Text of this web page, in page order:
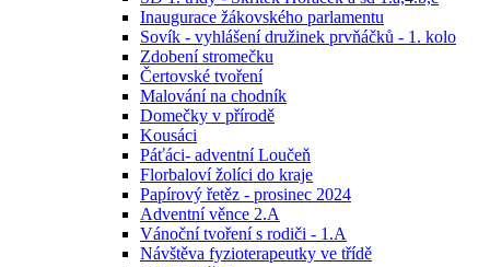
Inaugurace žákovského parlamentu
Sovík - vyhlášení družinek prvňáčků - 1. kolo
Zdobení stromečku
Čertovské tvoření
Malování na chodník
Domečky v přírodě
Kousáci
Páťáci- adventní Loučeň
Florbaloví žolíci do kraje
Papírový řetěz - prosinec 2024
Adventní věnce 2.A
Vánoční tvoření s rodiči - 1.A
Návštěva fyzioterapeutky ve třídě